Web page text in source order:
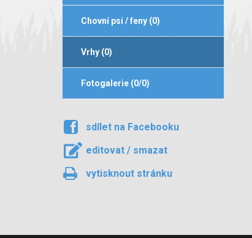
Chovní psi / feny (0)
Vrhy (0)
Fotogalerie (0/0)
sdílet na Facebooku
editovat / smazat
vytisknout stránku